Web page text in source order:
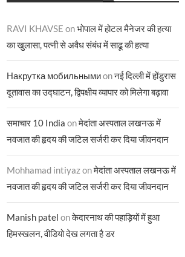
“आज़ाद और आज़ादी” समकालीन
चुनौतियों पर तीखा प्रश्न
July 29, 2026
ज्योतिर्मयी नायक
टेलीविज़न के
July 28,
RAVI KHAVSE onभोपाल में होटल मैनेजर की हत्या
का खुलासा, पत्नी से अवैध संबंध में साढू की हत्या
Накрутка мобильнымиonनई दिल्ली में होंडुरास
दूतावास का उद्घाटन, द्विपक्षीय व्यापार को मिलेगा बढ़ावा
समाचार 10 India onमेदांता अस्पताल लखनऊ में
नवजात की हृदय की जटिल सर्जरी कर दिया जीवनदान
Mohhamad intiyazonमेदांता अस्पताल लखनऊ में
नवजात की हृदय की जटिल सर्जरी कर दिया जीवनदान
Manish patel onकेदारनाथ की पहाड़ियों में हुआ
हिमस्खलन, वीडियो देख लगता है डर